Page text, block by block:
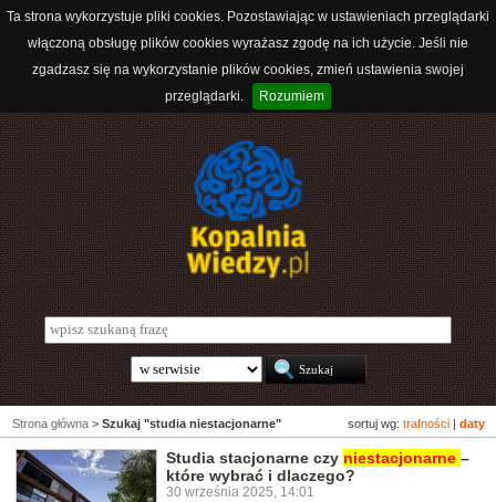
Ta strona wykorzystuje pliki cookies. Pozostawiając w ustawieniach przeglądarki
włączoną obsługę plików cookies wyrażasz zgodę na ich użycie. Jeśli nie
zgadzasz się na wykorzystanie plików cookies, zmień ustawienia swojej
przeglądarki.
Rozumiem
sortuj wg: trafności daty
Strona główna > Szukaj "studia niestacjonarne"
Studia stacjonarne czy niestacjonarne –
które wybrać i dlaczego?
30 września 2025, 14:01